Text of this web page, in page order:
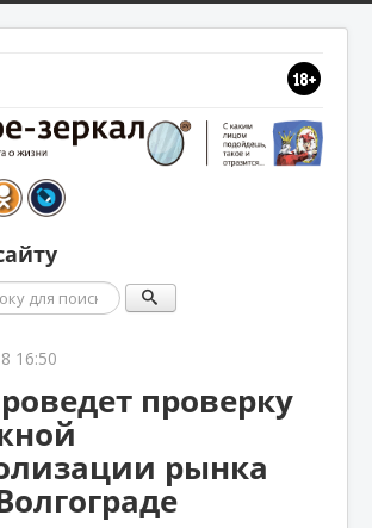
16:50
проверку
рынка